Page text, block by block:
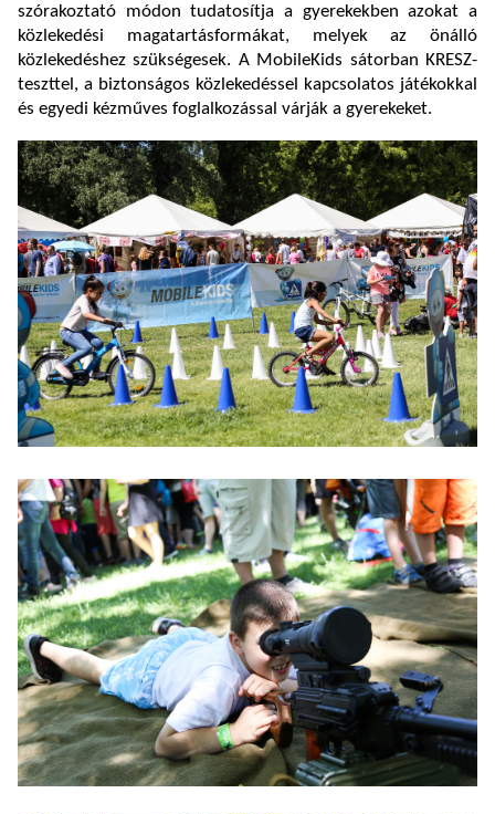
szórakoztató módon tudatosítja a gyerekekben azokat a
közlekedési magatartásformákat, melyek az önálló
közlekedéshez szükségesek. A MobileKids sátorban KRESZ-
teszttel, a biztonságos közlekedéssel kapcsolatos játékokkal
és egyedi kézműves foglalkozással várják a gyerekeket.